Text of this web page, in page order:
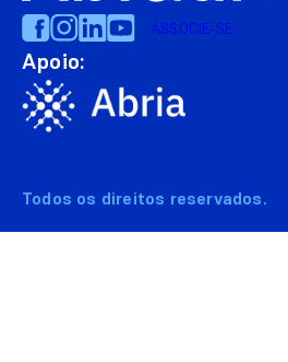
ASSOCIE-SE
Apoio:
Todos os direitos reservados.